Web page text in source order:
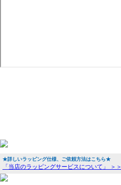
★詳しいラッピング仕様、ご依頼方法はこちら★
「当店のラッピングサービスについて」 ＞＞